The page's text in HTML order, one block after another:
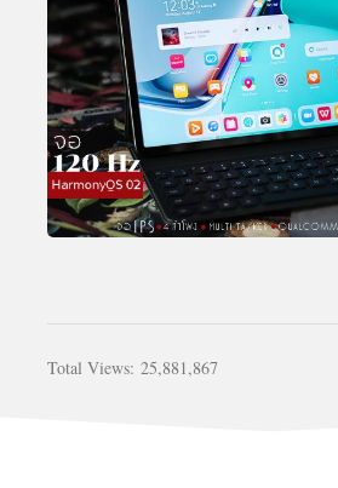
Total Views: 25,881,867